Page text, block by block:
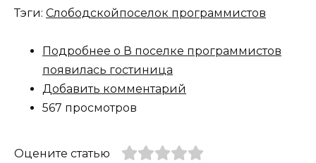
Тэги: Слободскойпоселок программистов
Подробнее о В поселке программистов
появилась гостиница
Добавить комментарий
567 просмотров
Оцените статью